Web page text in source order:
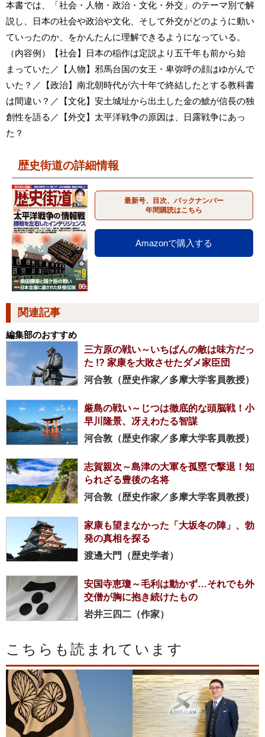
本書では、「社会・人物・政治・文化・外交」のテーマ別で解
説し、日本の社会や政治や文化、そして外交がどのように動い
ていったのか、をかんたんに理解できるようになっている。
（内容例）【社会】日本の稲作は定説より五千年も前から始
まっていた／【人物】邪馬台国の女王・卑弥呼の顔はゆがんで
いた？／【政治】南北朝時代が六十年で終結したとする教科書
は間違い？／【文化】安土城址から出土した金の鯱が信長の独
創性を語る／【外交】太平洋戦争の原因は、日露戦争にあっ
た？
歴史街道の詳細情報
最新号、目次、バックナンバー
年間購読はこちら
Amazonで購入する
関連記事
編集部のおすすめ
三方原の戦い～いちばんの敵は味方だっ
た !? 家康を大敗させたダメ家臣団
河合敦（歴史作家／多摩大学客員教授）
厳島の戦い～じつは徹底的な頭脳戦！小
早川隆景、冴えわたる智謀
河合敦（歴史作家／多摩大学客員教授）
志賀親次～島津の大軍を孤塁で撃退！知
られざる豊後の名将
河合敦（歴史作家／多摩大学客員教授）
家康も望まなかった「大坂冬の陣」、勃
発の真相を探る
渡邊大門（歴史学者）
安国寺恵瓊～毛利は動かず…それでも外
交僧が胸に抱き続けたもの
岩井三四二（作家）
こちらも読まれています